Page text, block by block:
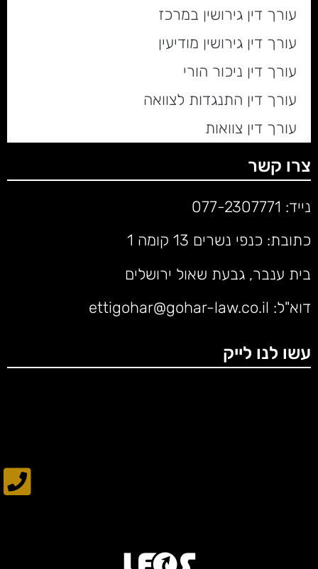
עורך דין גירושין במרכז
עורך דין גירושין מודיעין
עורך דין ניכור הורי
עורך דין התנגדות לצוואה
עורך דין צוואות
צרו קשר
נייד: 077-2307771
כתובת: כנפי נשרים 13 קומה 1
בית ענבר, גבעת שאול ירושלים
דוא"ל: ettigohar@gohar-law.co.il
עשו לנו לייק